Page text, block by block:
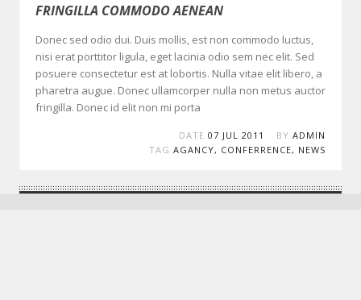
FRINGILLA COMMODO AENEAN
Donec sed odio dui. Duis mollis, est non commodo luctus,
nisi erat porttitor ligula, eget lacinia odio sem nec elit. Sed
posuere consectetur est at lobortis. Nulla vitae elit libero, a
pharetra augue. Donec ullamcorper nulla non metus auctor
fringilla. Donec id elit non mi porta
DATE 07 JUL 2011 BY ADMIN
TAG AGANCY, CONFERRENCE, NEWS